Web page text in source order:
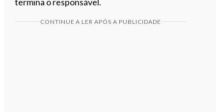
CONTINUE A LER APÓS A PUBLICIDADE